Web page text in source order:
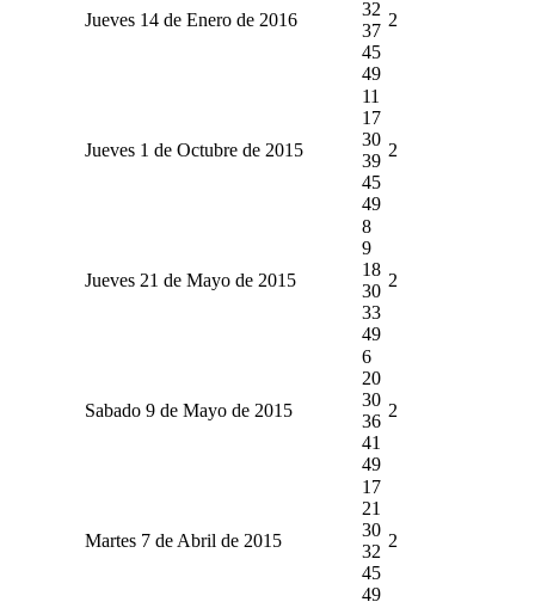
Jueves 14 de Enero de 2016
32
37
45
49
2
Jueves 1 de Octubre de 2015
11
17
30
39
45
49
2
Jueves 21 de Mayo de 2015
8
9
18
30
33
49
2
Sabado 9 de Mayo de 2015
6
20
30
36
41
49
2
Martes 7 de Abril de 2015
17
21
30
32
45
49
2